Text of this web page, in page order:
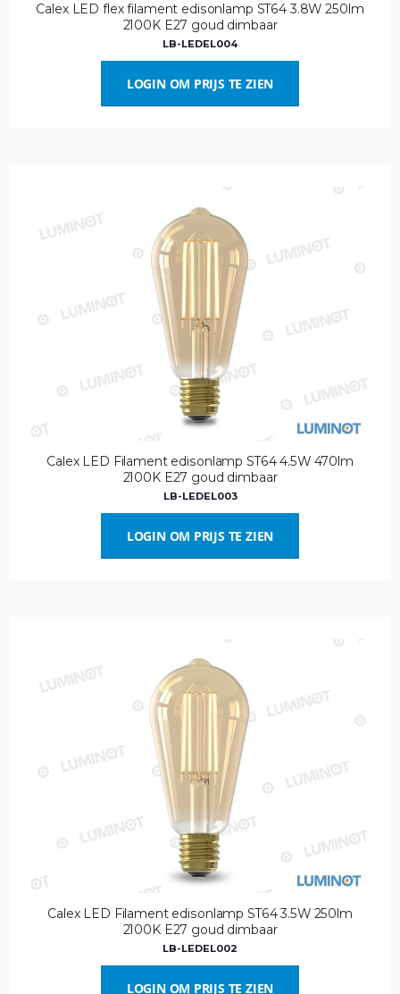
Calex LED flex filament edisonlamp ST64 3.8W 250lm
2100K E27 goud dimbaar
LB-LEDEL004
LOGIN OM PRIJS TE ZIEN
Calex LED Filament edisonlamp ST64 4.5W 470lm
2100K E27 goud dimbaar
LB-LEDEL003
LOGIN OM PRIJS TE ZIEN
Calex LED Filament edisonlamp ST64 3.5W 250lm
2100K E27 goud dimbaar
LB-LEDEL002
LOGIN OM PRIJS TE ZIEN